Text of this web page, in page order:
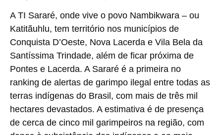
A TI Sararé, onde vive o povo Nambikwara – ou
Katitãuhlu, tem território nos municípios de
Conquista D’Oeste, Nova Lacerda e Vila Bela da
Santíssima Trindade, além de ficar próxima de
Pontes e Lacerda. A Sararé é a primeira no
ranking de alertas de garimpo ilegal entre todas as
terras indígenas do Brasil, com mais de três mil
hectares devastados. A estimativa é de presença
de cerca de cinco mil garimpeiros na região, com